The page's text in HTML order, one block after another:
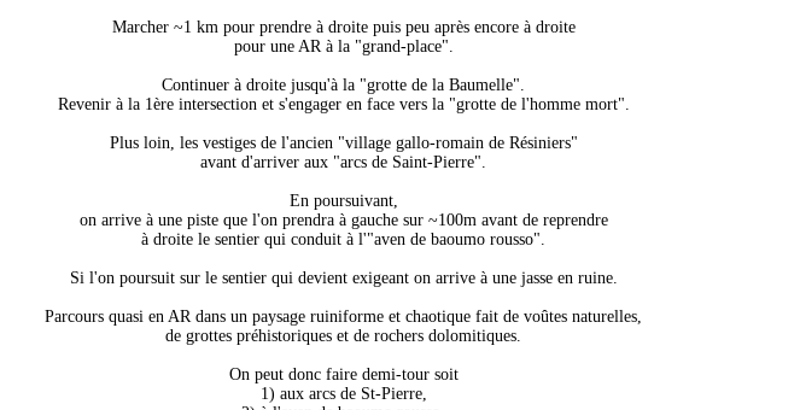
Marcher ~1 km pour prendre à droite puis peu après encore à droite
pour une AR à la "grand-place".
Continuer à droite jusqu'à la "grotte de la Baumelle".
Revenir à la 1ère intersection et s'engager en face vers la "grotte de l'homme mort".
Plus loin, les vestiges de l'ancien "village gallo-romain de Résiniers"
avant d'arriver aux "arcs de Saint-Pierre".
En poursuivant,
on arrive à une piste que l'on prendra à gauche sur ~100m avant de reprendre
à droite le sentier qui conduit à l'"aven de baoumo rousso".
Si l'on poursuit sur le sentier qui devient exigeant on arrive à une jasse en ruine.
Parcours quasi en AR dans un paysage ruiniforme et chaotique fait de voûtes naturelles,
de grottes préhistoriques et de rochers dolomitiques.
On peut donc faire demi-tour soit
1) aux arcs de St-Pierre,